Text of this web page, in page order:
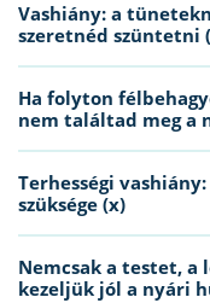
Vashiány: a
szeretnéd szüntetni
Ha folyton
nem találtad meg a
Terhességi
szüksége (x)
Nemcsak a testet, a
kezeljük jól a nyári